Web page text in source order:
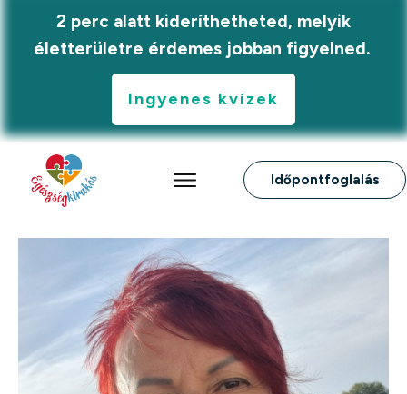
2 perc alatt kideríthetheted, melyik
életterületre érdemes jobban figyelned.
Ingyenes kvízek
Időpontfoglalás